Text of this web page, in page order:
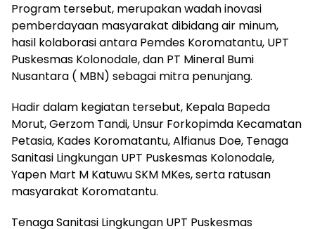
Program tersebut, merupakan wadah inovasi
pemberdayaan masyarakat dibidang air minum,
hasil kolaborasi antara Pemdes Koromatantu, UPT
Puskesmas Kolonodale, dan PT Mineral Bumi
Nusantara ( MBN) sebagai mitra penunjang.
Hadir dalam kegiatan tersebut, Kepala Bapeda
Morut, Gerzom Tandi, Unsur Forkopimda Kecamatan
Petasia, Kades Koromatantu, Alfianus Doe, Tenaga
Sanitasi Lingkungan UPT Puskesmas Kolonodale,
Yapen Mart M Katuwu SKM MKes, serta ratusan
masyarakat Koromatantu.
Tenaga Sanitasi Lingkungan UPT Puskesmas